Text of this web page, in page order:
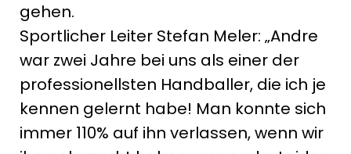
gehen.
Sportlicher Leiter Stefan Meler: „Andre
war zwei Jahre bei uns als einer der
professionellsten Handballer, die ich je
kennen gelernt habe! Man konnte sich
immer 110% auf ihn verlassen, wenn wir